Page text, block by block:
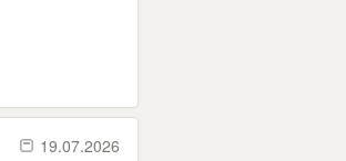
19.07.2026